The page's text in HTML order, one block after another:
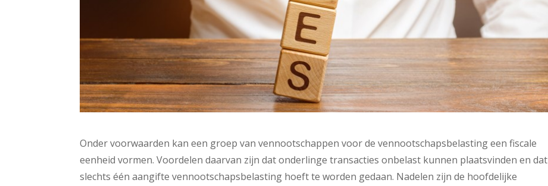
Onder voorwaarden kan een groep van vennootschappen voor de vennootschapsbelasting een fiscale
eenheid vormen. Voordelen daarvan zijn dat onderlinge transacties onbelast kunnen plaatsvinden en dat
slechts één aangifte vennootschapsbelasting hoeft te worden gedaan. Nadelen zijn de hoofdelijke